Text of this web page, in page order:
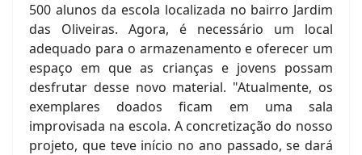
500 alunos da escola localizada no bairro Jardim
das Oliveiras. Agora, é necessário um local
adequado para o armazenamento e oferecer um
espaço em que as crianças e jovens possam
desfrutar desse novo material. "Atualmente, os
exemplares doados ficam em uma sala
improvisada na escola. A concretização do nosso
projeto, que teve início no ano passado, se dará